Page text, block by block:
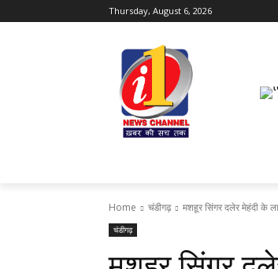
Thursday, August 6, 2026
Home चंडीगढ़ मशहूर सिंगर दलेर मेहंदी के
चंडीगढ़